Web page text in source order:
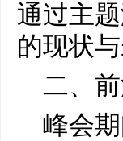
通过主
的现状
二、
峰会